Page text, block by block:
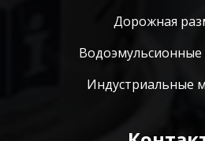
Дорожная
Индустриальные